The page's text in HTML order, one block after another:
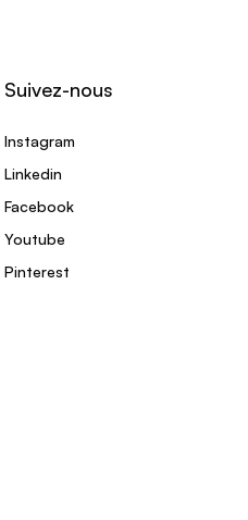
Suivez-nous
Instagram
Linkedin
Facebook
Youtube
Pinterest